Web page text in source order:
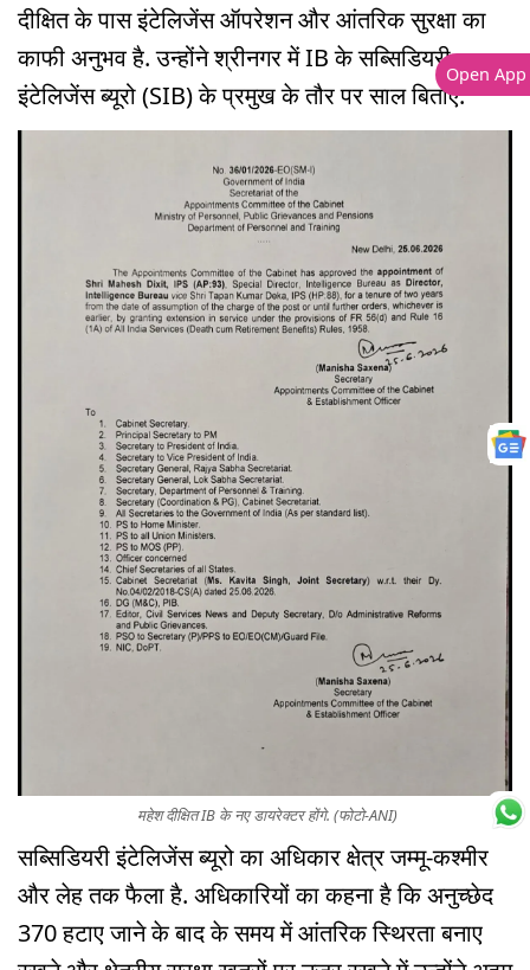
दीक्षित के पास इंटेलिजेंस ऑपरेशन और आंतरिक सुरक्षा का
काफी अनुभव है. उन्होंने श्रीनगर में IB के सब्सिडियरी
इंटेलिजेंस ब्यूरो (SIB) के प्रमुख के तौर पर साल बिताए.
महेश दीक्षित IB के नए डायरेक्टर होंगे. (फोटो-ANI)
सब्सिडियरी इंटेलिजेंस ब्यूरो का अधिकार क्षेत्र जम्मू-कश्मीर
और लेह तक फैला है. अधिकारियों का कहना है कि अनुच्छेद
370 हटाए जाने के बाद के समय में आंतरिक स्थिरता बनाए
Open App